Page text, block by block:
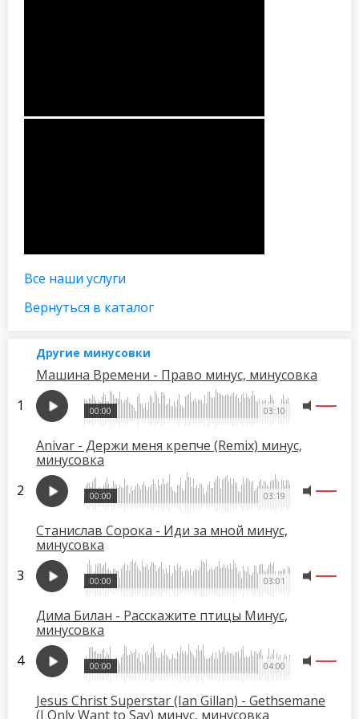
Все наши услуги
Вернуться в каталог
Другие минусовки
Машина Времени - Право минус, минусовка
03:10
00:00
Anivar - Держи меня крепче (Remix) минус,
минусовка
03:19
00:00
Станислав Сорока - Иди за мной минус,
минусовка
03:01
00:00
Дима Билан - Расскажите птицы Минус,
минусовка
04:00
00:00
Jesus Christ Superstar (Ian Gillan) - Gethsemane
(I Only Want to Say) минус, минусовка